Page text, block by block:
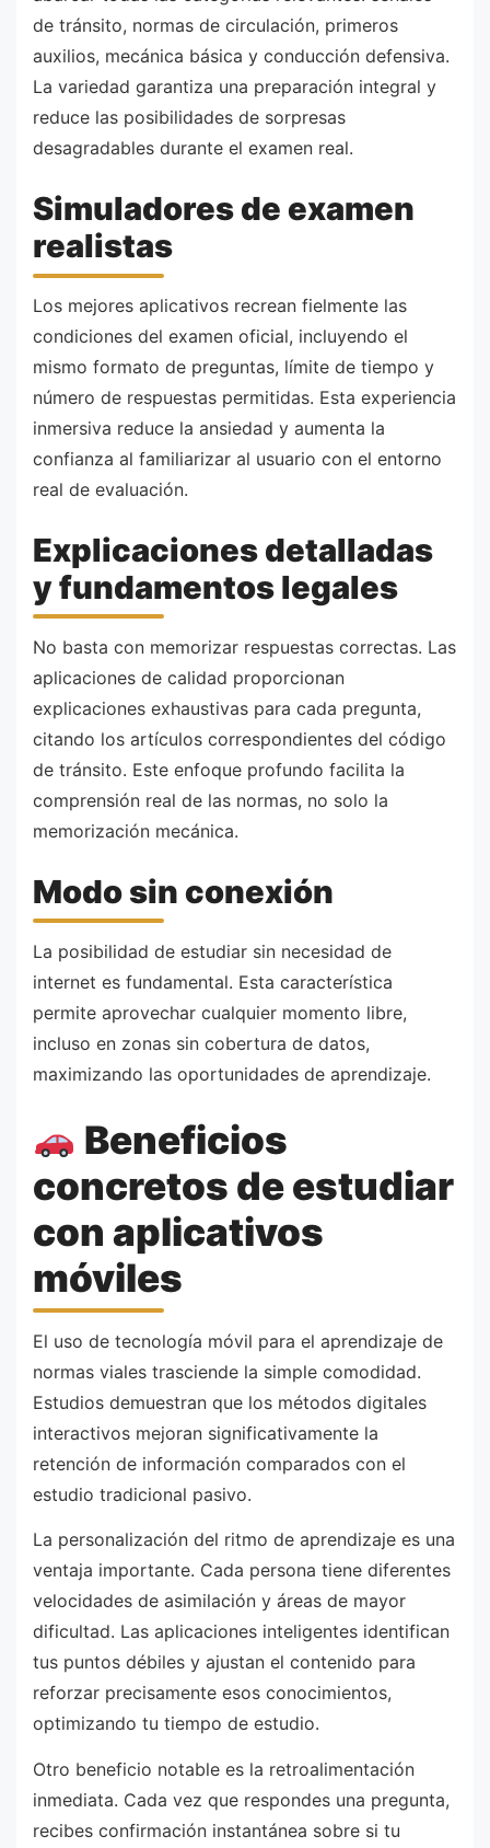
de tránsito, normas de circulación, primeros
auxilios, mecánica básica y conducción defensiva.
La variedad garantiza una preparación integral y
reduce las posibilidades de sorpresas
desagradables durante el examen real.
Simuladores de examen
realistas
Los mejores aplicativos recrean fielmente las
condiciones del examen oficial, incluyendo el
mismo formato de preguntas, límite de tiempo y
número de respuestas permitidas. Esta experiencia
inmersiva reduce la ansiedad y aumenta la
confianza al familiarizar al usuario con el entorno
real de evaluación.
Explicaciones detalladas
y fundamentos legales
No basta con memorizar respuestas correctas. Las
aplicaciones de calidad proporcionan
explicaciones exhaustivas para cada pregunta,
citando los artículos correspondientes del código
de tránsito. Este enfoque profundo facilita la
comprensión real de las normas, no solo la
memorización mecánica.
Modo sin conexión
La posibilidad de estudiar sin necesidad de
internet es fundamental. Esta característica
permite aprovechar cualquier momento libre,
incluso en zonas sin cobertura de datos,
maximizando las oportunidades de aprendizaje.
Beneficios
concretos de estudiar
con aplicativos
móviles
El uso de tecnología móvil para el aprendizaje de
normas viales trasciende la simple comodidad.
Estudios demuestran que los métodos digitales
interactivos mejoran significativamente la
retención de información comparados con el
estudio tradicional pasivo.
La personalización del ritmo de aprendizaje es una
ventaja importante. Cada persona tiene diferentes
velocidades de asimilación y áreas de mayor
dificultad. Las aplicaciones inteligentes identifican
tus puntos débiles y ajustan el contenido para
reforzar precisamente esos conocimientos,
optimizando tu tiempo de estudio.
Otro beneficio notable es la retroalimentación
inmediata. Cada vez que respondes una pregunta,
recibes confirmación instantánea sobre si tu